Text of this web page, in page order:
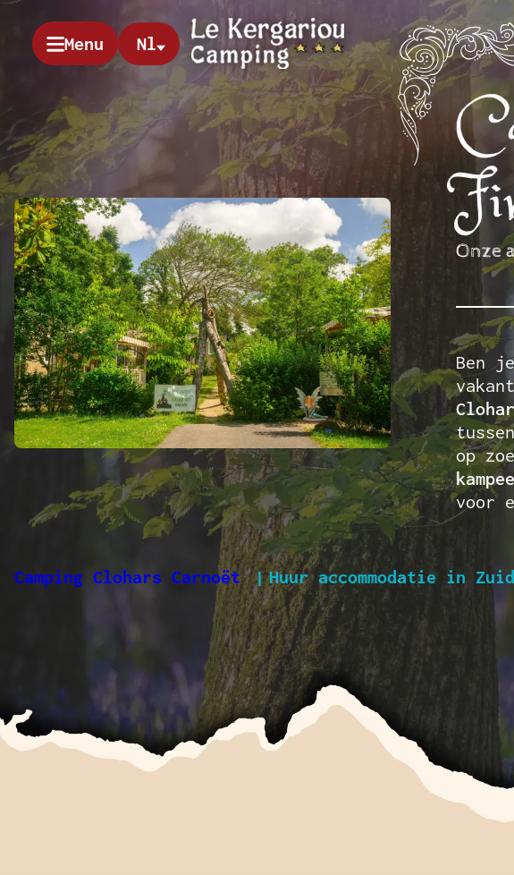
Menu Nl
Onze
Ben
op
voor
Camping Clohars Carnoët Huur accommodatie in